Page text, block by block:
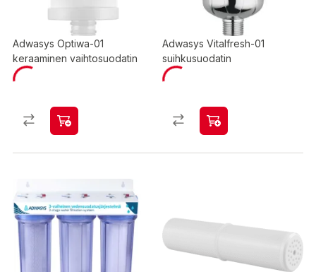
Adwasys Optiwa-01
keraaminen vaihtosuodatin
Adwasys Vitalfresh-01
suihkusuodatin